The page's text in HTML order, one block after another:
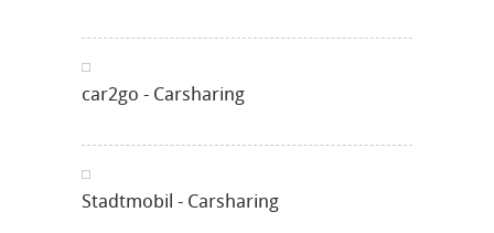
car2go - Carsharing
Stadtmobil - Carsharing